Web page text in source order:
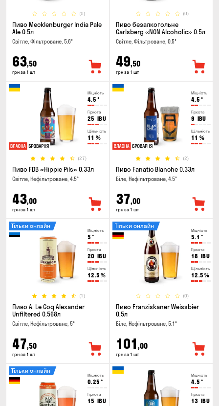
(0)
Пиво Mecklenburger India Pale
Ale 0.5л
Світле, Фільтроване, 5.6°
63,50
грн за 1 шт
(0)
Пиво безалкогольне
Carlsberg «NON Alcoholic» 0.5л
Світле, Фільтроване, 0.5°
49,50
грн за 1 шт
Міцність
4.5 °
Гіркота
25 IBU
Щільність
11 %
(27)
Пиво FDB «Hippie Pils» 0.33л
Світле, Нефільтроване, 4.5°
43,00
грн за 1 шт
Міцність
4.5 °
Гіркота
9 IBU
Щільність
11 %
(2)
Пиво Fanatic Blanche 0.33л
Біле, Нефільтроване, 4.5°
37,00
грн за 1 шт
Міцність
5 °
Гіркота
20 IBU
Щільність
12.5 %
(1)
Тільки онлайн
Пиво A. Le Coq Alexander
Unfiltered 0.568л
Світле, Нефільтроване, 5°
47,50
грн за 1 шт
Міцність
5.1 °
Гіркота
18 IBU
Щільність
12.5 %
(0)
Тільки онлайн
Пиво Franziskaner Weissbier
0.5л
Біле, Нефільтроване, 5.1°
101 ,00
грн за 1 шт
Міцність
0.25 °
Гіркота
15 IBU
Тільки онлайн
Міцність
4.5 °
Гіркота
13 IBU